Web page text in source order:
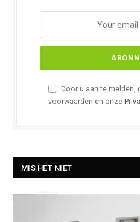
Door u aan te melden,
voorwaarden en onze
MIS HET NIET